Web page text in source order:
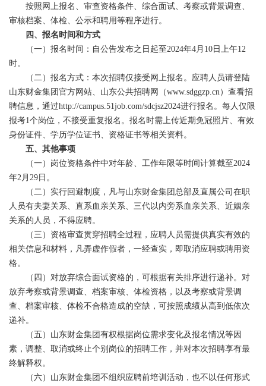
按照网上报名、审查资格条件、综合面试、考察或背景调查、
审核档案、体检、公示和聘用等程序进行。
四、报名时间和方式
（一）报名时间：自公告发布之日起至2024年4月10日上午12
时。
（二）报名方式：本次招聘仅接受网上报名。应聘人员请登陆
山东财金集团官方网站、山东公共招聘网（www.sdggzp.cn）查看招
聘信息，通过http://campus.51job.com/sdcjsz2024进行报名。每人仅限
报考1个岗位，不接受重复报名。报名时需上传近期免冠照片、有效
身份证件、学历学位证书、资格证书等相关资料。
五、其他事项
（一）岗位资格条件中对年龄、工作年限等时间计算截至2024
年2月29日。
（二）实行回避制度，凡与山东财金集团总部及直属公司在职
人员有夫妻关系、直系血亲关系、三代以内旁系血亲关系、近姻亲
关系的人员，不得应聘。
（三）资格审查贯穿招聘全过程，应聘人员需提供真实有效的
相关信息和材料，凡弄虚作假者，一经查实，即取消应聘或聘用资
格。
（四）对放弃综合面试资格的，可根据有关排序进行递补。对
放弃考察或背景调查、档案审核、体检资格，以及考察或背景调
查、档案审核、体检不合格造成的空缺，可按照成绩从高到低依次
递补。
（五）山东财金集团有权根据岗位需求变化及报名情况等因
素，调整、取消或终止个别岗位的招聘工作，并对本次招聘享有最
终解释权。
（六）山东财金集团不组织应聘前培训活动，也不以任何形式